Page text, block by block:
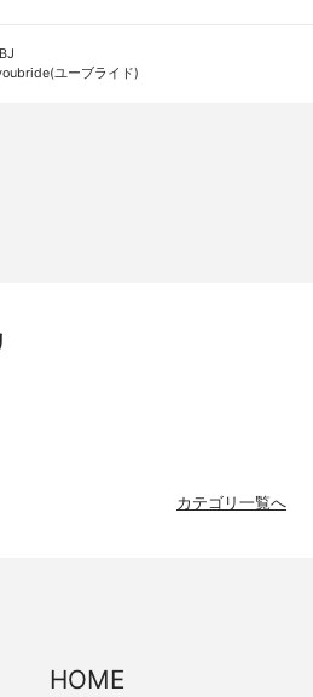
ユーブライド)
カテゴリ一覧へ
HOME